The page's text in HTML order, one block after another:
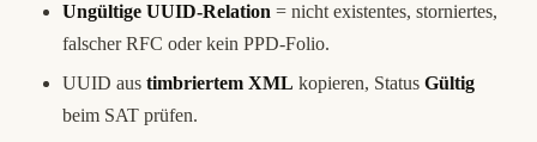
Ungültige UUID-Relation = nicht existentes, storniertes,
falscher RFC oder kein PPD-Folio.
UUID aus timbriertem XML kopieren, Status Gültig
beim SAT prüfen.